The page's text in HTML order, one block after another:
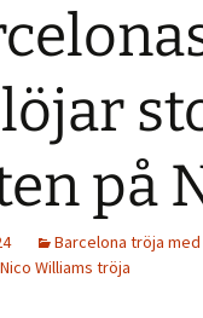
på
Barcelona tröja
Nico Williams tröja